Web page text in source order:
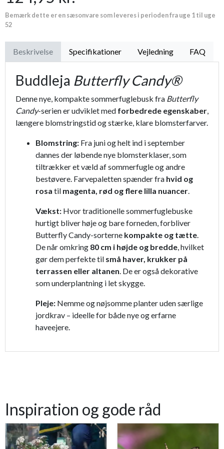
Bemærk dette er en sæsonvare som leveres i perioden fra uge 1 til uge
52
Beskrivelse Specifikationer Vejledning FAQ
Buddleja Butterfly Candy®
Denne nye, kompakte sommerfuglebusk fra Butterfly
Candy-serien er udviklet med forbedrede egenskaber,
længere blomstringstid og stærke, klare blomsterfarver.
Blomstring: Fra juni og helt ind i september
dannes der løbende nye blomsterklaser, som
tiltrækker et væld af sommerfugle og andre
bestøvere. Farvepaletten spænder fra hvid og
rosa til magenta, rød og flere lilla nuancer.
Vækst: Hvor traditionelle sommerfuglebuske
hurtigt bliver høje og bare forneden, forbliver
Butterfly Candy-sorterne kompakte og tætte.
De når omkring 80 cm i højde og bredde, hvilket
gør dem perfekte til små haver, krukker på
terrassen eller altanen. De er også dekorative
som underplantning i let skygge.
Pleje: Nemme og nøjsomme planter uden særlige
jordkrav – ideelle for både nye og erfarne
haveejere.
Inspiration og gode råd